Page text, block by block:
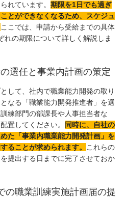
れています。 期限を1日でも過ぎ
とができなくなるため、スケジュ
ここでは、申請から受給までの具体
れの期限について詳しく解説しま
選任と事業内計画の策定
して、社内で職業能力開発の取り
なる「職業能力開発推進者」を選
練部門の部課長や人事担当者な
置してください。
同時に、自社の
た「事業内職業能力開発計画」を
ることが求められます。
これらの
提出する日までに完了させておか
の職業訓練実施計画届の提